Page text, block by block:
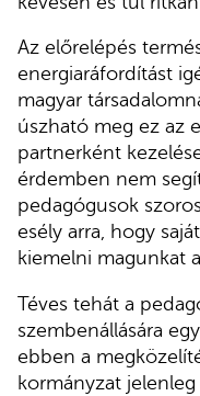
Az előrelépés
energiaráfordítást
magyar
úszható meg ez az
partnerként
érdemben nem
pedagógusok
esély arra, hogy
kiemelni magunkat
Téves tehát a
szembenállására
ebben a
kormányzat